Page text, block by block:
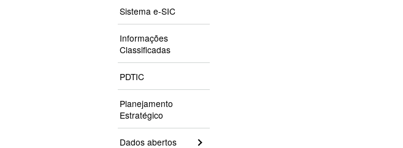
Sistema e-SIC
Informações
Classificadas
PDTIC
Planejamento
Estratégico
Dados abertos